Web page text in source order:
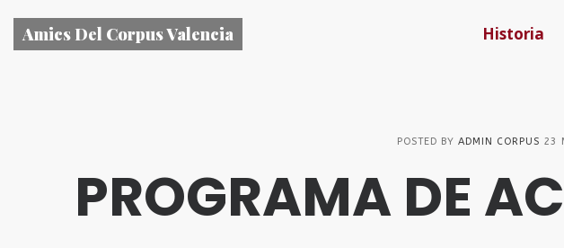
Amics Del Corpus Valencia Historia
POSTED BY ADMIN CORPUS 23
PROGRAMA DE